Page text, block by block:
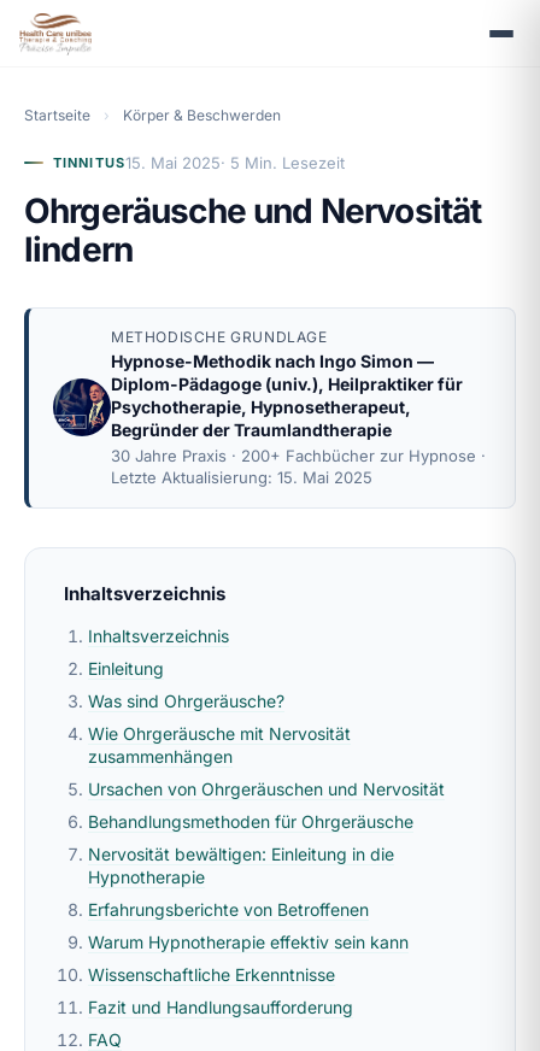
Startseite › Körper & Beschwerden
TINNITUS15. Mai 2025· 5 Min. Lesezeit
Ohrgeräusche und Nervosität
lindern
METHODISCHE GRUNDLAGE
Hypnose-Methodik nach Ingo Simon —
Diplom-Pädagoge (univ.), Heilpraktiker für
Psychotherapie, Hypnosetherapeut,
Begründer der Traumlandtherapie
30 Jahre Praxis · 200+ Fachbücher zur Hypnose ·
Letzte Aktualisierung: 15. Mai 2025
Inhaltsverzeichnis
Inhaltsverzeichnis
Einleitung
Was sind Ohrgeräusche?
Wie Ohrgeräusche mit Nervosität
zusammenhängen
Ursachen von Ohrgeräuschen und Nervosität
Behandlungsmethoden für Ohrgeräusche
Nervosität bewältigen: Einleitung in die
Hypnotherapie
Erfahrungsberichte von Betroffenen
Warum Hypnotherapie effektiv sein kann
Wissenschaftliche Erkenntnisse
Fazit und Handlungsaufforderung
FAQ